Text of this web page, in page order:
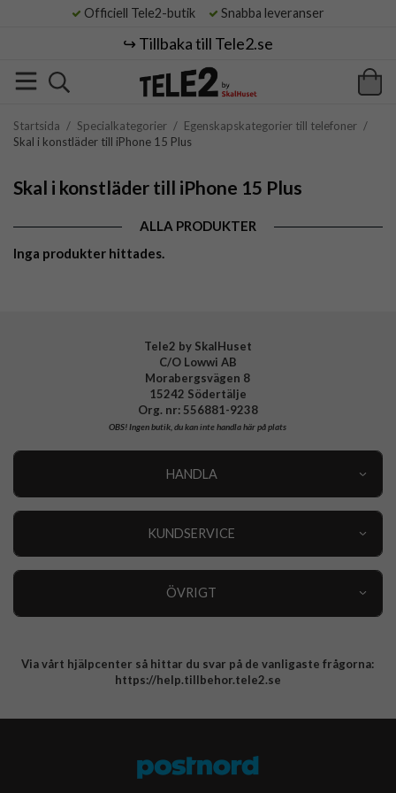
Officiell Tele2-butik Snabba leveranser
↪️ Tillbaka till Tele2.se
Startsida / Specialkategorier / Egenskapskategorier till telefoner /
Skal i konstläder till iPhone 15 Plus
Skal i konstläder till iPhone 15 Plus
ALLA PRODUKTER
Inga produkter hittades.
Tele2 by SkalHuset
C/O Lowwi AB
Morabergsvägen 8
15242 Södertälje
Org. nr: 556881-9238
OBS!Ingen butik, du kan inte handla här på plats
HANDLA
KUNDSERVICE
ÖVRIGT
Integritetspolicy
Via vårt hjälpcenter så hittar du svar på de vanligaste frågorna:
https://help.tillbehor.tele2.se